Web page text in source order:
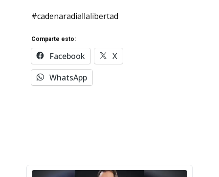
#cadenaradiallalibertad
Comparte esto:
Facebook
X
WhatsApp